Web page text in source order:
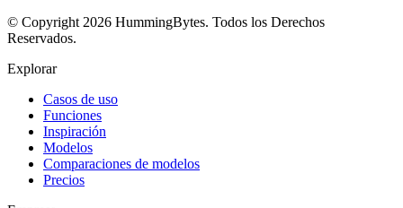
© Copyright 2026 HummingBytes. Todos los Derechos
Reservados.
Explorar
Casos de uso
Funciones
Inspiración
Modelos
Comparaciones de modelos
Precios